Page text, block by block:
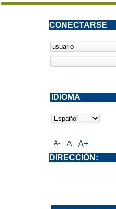
A- A A+
CONECTARSE
DIRECCIÓN:
IDIOMA